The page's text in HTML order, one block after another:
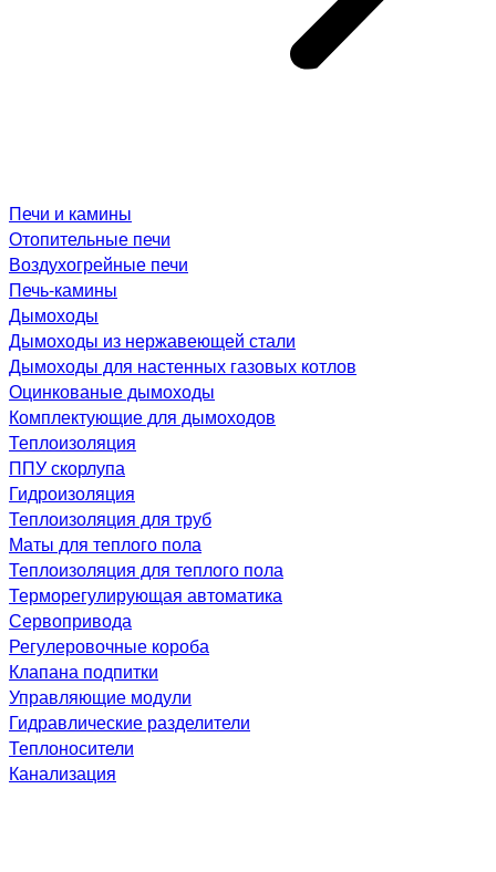
Печи и камины
Отопительные печи
Воздухогрейные печи
Печь-камины
Дымоходы
Дымоходы из нержавеющей стали
Дымоходы для настенных газовых котлов
Оцинкованые дымоходы
Комплектующие для дымоходов
Теплоизоляция
ППУ скорлупа
Гидроизоляция
Теплоизоляция для труб
Маты для теплого пола
Теплоизоляция для теплого пола
Терморегулирующая автоматика
Сервопривода
Регулеровочные короба
Клапана подпитки
Управляющие модули
Гидравлические разделители
Теплоносители
Канализация